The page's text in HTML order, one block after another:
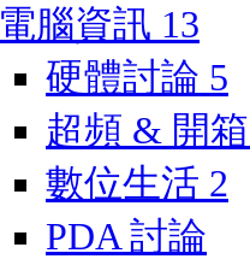
電腦資訊 13
硬體討論 5
超頻 & 開箱
數位生活 2
PDA 討論